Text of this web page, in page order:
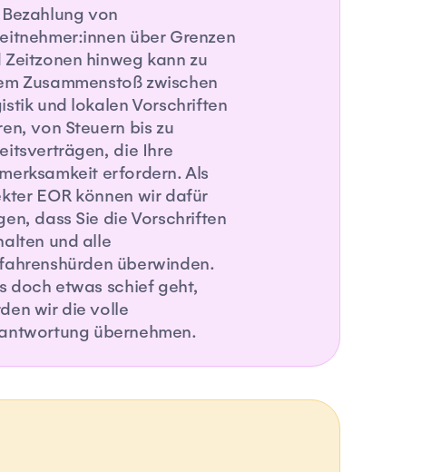
von
über Grenzen
Zeitzonen hinweg kann zu
Zusammenstoß zwischen
und lokalen Vorschriften
von Steuern bis zu
die Ihre
erfordern. Als
EOR können wir dafür
dass Sie die Vorschriften
und alle
überwinden.
doch etwas schief geht,
wir die volle
übernehmen.